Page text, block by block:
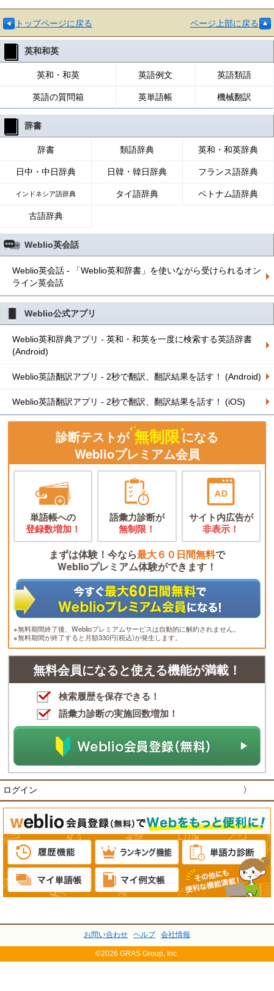
トップページに戻る ページ上部に戻る
英和和英
英和・和英 英語例文 英語類語
英語の質問箱 英単語帳 機械翻訳
辞書
辞書 類語辞典 英和・和英辞典
日中・中日辞典 日韓・韓日辞典 フランス語辞典
インドネシア語辞典 タイ語辞典 ベトナム語辞典
古語辞典
Weblio英会話
Weblio英会話 - 「Weblio英和辞書」を使いながら受けられるオン
ライン英会話
Weblio公式アプリ
Weblio英和辞典アプリ - 英和・和英を一度に検索する英語辞書
(Android)
Weblio英語翻訳アプリ - 2秒で翻訳、翻訳結果を話す！ (Android)
Weblio英語翻訳アプリ - 2秒で翻訳、翻訳結果を話す！ (iOS)
診断テストが 無制限になる
Weblioプレミアム会員
単語帳への
登録数増加！
語彙力診断が
無制限！
サイト内広告が
非表示！
まずは体験！今なら最大６０日間無料で
Weblioプレミアム体験ができます！
※無料期間終了後、Weblioプレミアムサービスは自動的に解約されません。
※無料期間が終了すると月額330円(税込)が発生します。
無料会員になると使える機能が満載！
検索履歴を保存できる！
語彙力診断の実施回数増加！
ログイン 〉
お問い合わせ ヘルプ 会社情報
©2026 GRAS Group, Inc.